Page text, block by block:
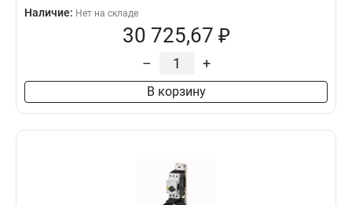
Наличие: Нет на складе
30 725,67 ₽
– +
В корзину